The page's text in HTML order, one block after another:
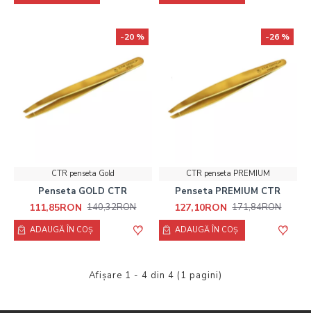
-20 %
CTR penseta Gold
Penseta GOLD CTR
111,85RON 140,32RON
ADAUGĂ ÎN COŞ
-26 %
CTR penseta PREMIUM
Penseta PREMIUM CTR
127,10RON 171,84RON
ADAUGĂ ÎN COŞ
Afişare 1 - 4 din 4 (1 pagini)